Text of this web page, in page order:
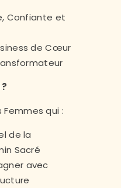
Confiante et
de Cœur
qui :
de la
Sacré
avec